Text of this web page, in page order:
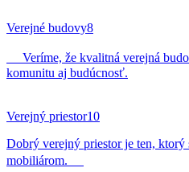
Verejné budovy8
Veríme, že kvalitná verejná
komunitu aj budúcnosť.
Verejný priestor10
Dobrý verejný priestor je ten, ktorý
mobiliárom.